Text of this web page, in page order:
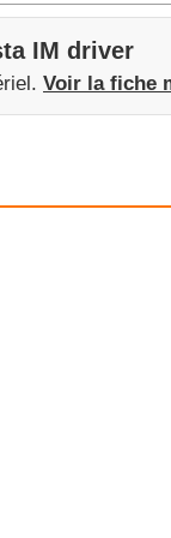
IM driver
Voir la fiche